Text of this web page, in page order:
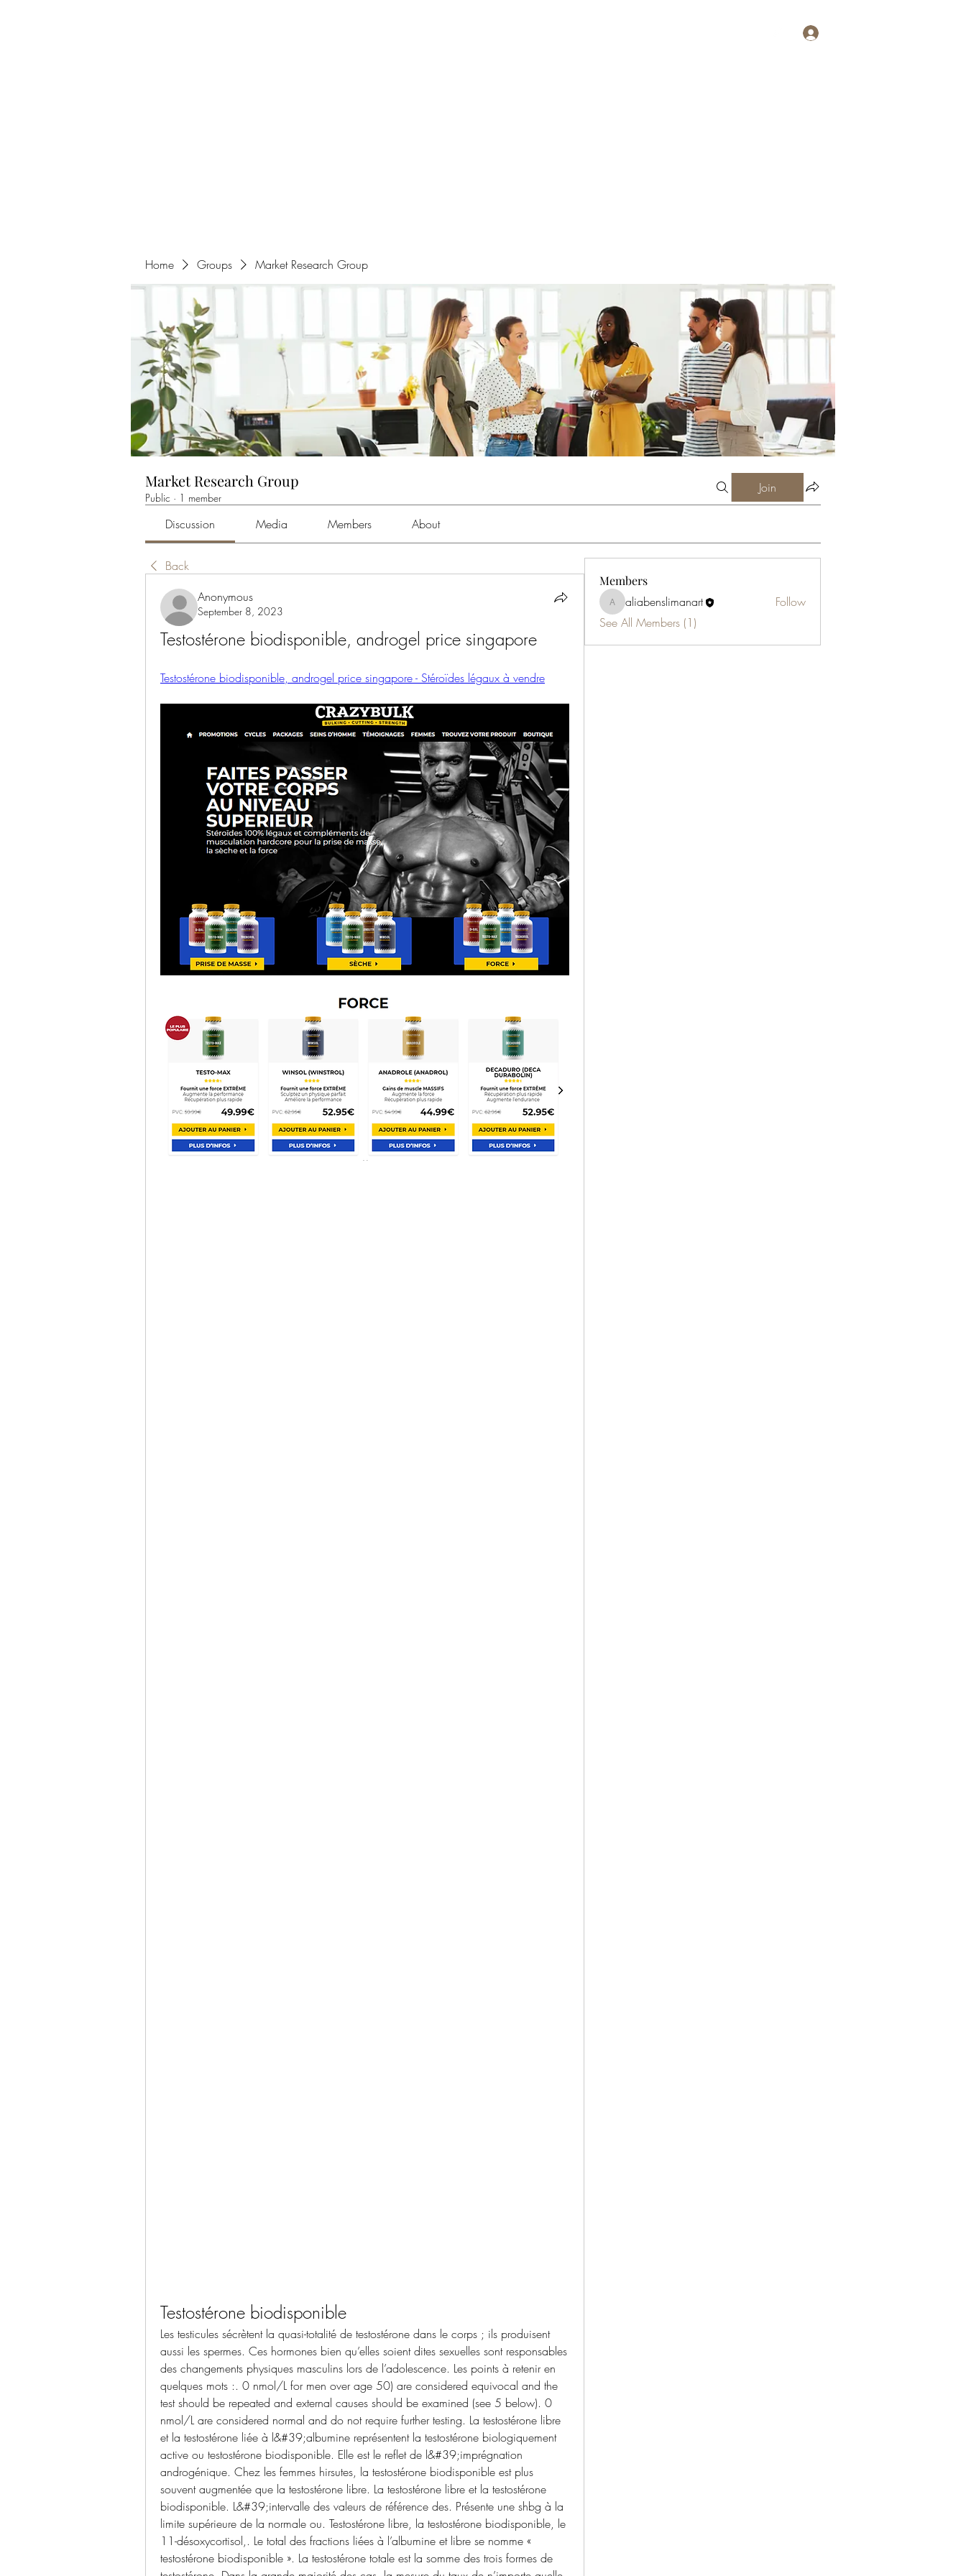
Home Groups Market Research Group
Market Research Group
Public · 1 member
Join
Discussion Media Members About
Back
Anonymous
September 8, 2023
Testostérone biodisponible, androgel price singapore
Testostérone biodisponible, androgel price singapore - Stéroïdes légaux à vendre
Testostérone biodisponible
Les testicules sécrètent la quasi-totalité de testostérone dans le corps ; ils produisent
aussi les spermes. Ces hormones bien qu’elles soient dites sexuelles sont responsables
des changements physiques masculins lors de l’adolescence. Les points à retenir en
quelques mots :. 0 nmol/L for men over age 50) are considered equivocal and the
test should be repeated and external causes should be examined (see 5 below). 0
nmol/L are considered normal and do not require further testing. La testostérone libre
et la testostérone liée à l&#39;albumine représentent la testostérone biologiquement
active ou testostérone biodisponible. Elle est le reflet de l&#39;imprégnation
androgénique. Chez les femmes hirsutes, la testostérone biodisponible est plus
souvent augmentée que la testostérone libre. La testostérone libre et la testostérone
biodisponible. L&#39;intervalle des valeurs de référence des. Présente une shbg à la
limite supérieure de la normale ou. Testostérone libre, la testostérone biodisponible, le
11-désoxycortisol,. Le total des fractions liées à l’albumine et libre se nomme «
testostérone biodisponible ». La testostérone totale est la somme des trois formes de
Members
aliabenslimanart
aliabenslimanart
Follow
See All Members (1)